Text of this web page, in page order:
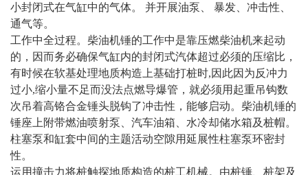
小封闭式在气缸中的气体。 并开展油泵、 暴发、冲击性、
通气等。
工作中全过程。柴油机锤的工作中是靠压燃柴油机来起动
的，因而务必确保气缸内的封闭式汽体超过必须的压缩比，
有时候在软基处理地质构造上基础打桩时,因此因为反冲力
过小,缩小量不足而没法点燃导爆管，就必须用起重吊钩数
次吊着高铬合金锤头脱钩了冲击性，能够启动。柴油机锤的
锤座上附带燃油喷射泵、汽车油箱、水冷却储水箱及桩帽。
柱塞泵和缸套中间的主题活动空隙用延展性柱塞泵环密封
性。
运用撞击力将桩触探地质构造的桩工机械。由桩锤、桩架及